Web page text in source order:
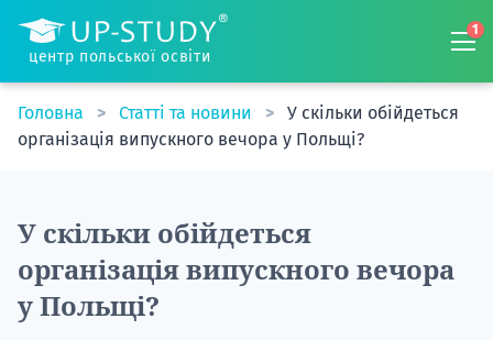
центр польської освіти
1
Головна Статті та новини
У скільки обійдеться
організація випускного вечора у Польщі?
У скільки обійдеться
організація випускного вечора
у Польщі?